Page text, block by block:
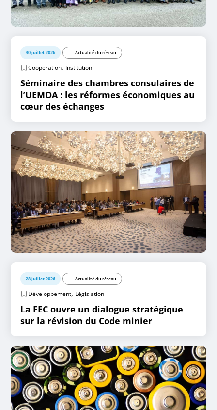
30 juillet 2026 Actualité du réseau
Coopération, Institution
Séminaire des chambres consulaires de
l’UEMOA : les réformes économiques au
cœur des échanges
28 juillet 2026 Actualité du réseau
Développement, Législation
La FEC ouvre un dialogue stratégique
sur la révision du Code minier